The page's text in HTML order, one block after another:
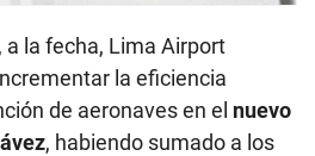
la fecha, Lima Airport
la eficiencia
de aeronaves en el nuevo
, habiendo sumado a los